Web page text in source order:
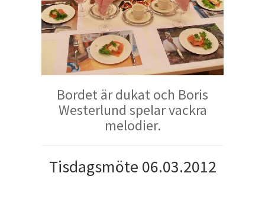
Bordet är dukat och Boris
Westerlund spelar vackra
melodier.
Tisdagsmöte 06.03.2012